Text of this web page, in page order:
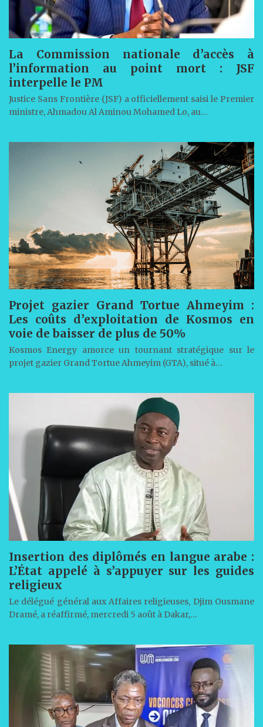
La Commission nationale d’accès à
l’information au point mort : JSF
interpelle le PM
Justice Sans Frontière (JSF) a officiellement saisi le Premier
ministre, Ahmadou Al Aminou Mohamed Lo, au…
Projet gazier Grand Tortue Ahmeyim :
Les coûts d’exploitation de Kosmos en
voie de baisser de plus de 50%
Kosmos Energy amorce un tournant stratégique sur le
projet gazier Grand Tortue Ahmeyim (GTA), situé à…
Insertion des diplômés en langue arabe :
L’État appelé à s’appuyer sur les guides
religieux
Le délégué général aux Affaires religieuses, Djim Ousmane
Dramé, a réaffirmé, mercredi 5 août à Dakar,…